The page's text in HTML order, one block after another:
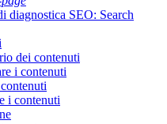
diagnostica SEO: Search
dei contenuti
i contenuti
i contenuti